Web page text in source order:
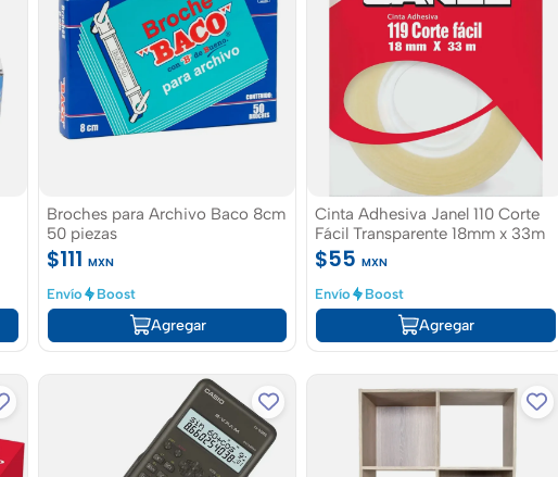
Broches para Archivo Baco 8cm
50 piezas
$111 MXN
Envío
Boost
Agregar
Cinta Adhesiva Janel 110 Corte
Fácil Transparente 18mm x 33m
$55MXN
Envío
Boost
Agregar